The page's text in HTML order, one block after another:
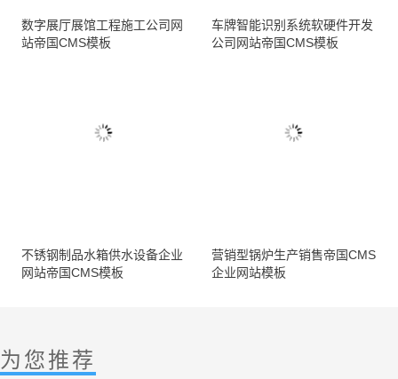
数字展厅展馆工程施工公司网
站帝国CMS模板
车牌智能识别系统软硬件开发
公司网站帝国CMS模板
不锈钢制品水箱供水设备企业
网站帝国CMS模板
营销型锅炉生产销售帝国CMS
企业网站模板
为您推荐